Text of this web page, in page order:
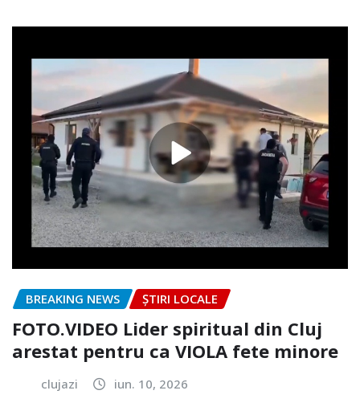
BREAKING NEWS ȘTIRI LOCALE
FOTO.VIDEO Lider spiritual din Cluj
arestat pentru ca VIOLA fete minore
clujazi iun. 10, 2026